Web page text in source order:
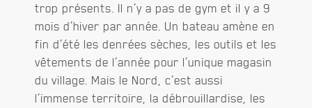
trop présents. Il n’y a pas de gym et il y a 9
mois d’hiver par année. Un bateau amène en
fin d’été les denrées sèches, les outils et les
vêtements de l’année pour l’unique magasin
du village. Mais le Nord, c’est aussi
l’immense territoire, la débrouillardise, les